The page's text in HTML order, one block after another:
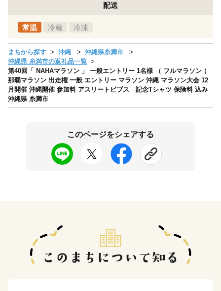
配送
常温 冷蔵 冷凍
まちから探す 沖縄
沖縄県糸満市
沖縄県 糸満市の返礼品一覧
第40回「 NAHAマラソン 」 一般エントリー 1名様 （ フルマラソン ）
那覇マラソン 出走権 一般 エントリー マラソン 沖縄 マラソン大会 12
月開催 沖縄開催 参加料 アスリートビブス 記念Tシャツ 保険料 込み
沖縄県 糸満市
このページをシェアする